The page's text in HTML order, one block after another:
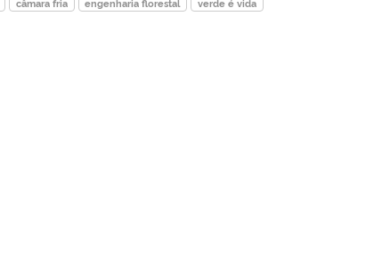
câmara fria engenharia florestal verde é vida